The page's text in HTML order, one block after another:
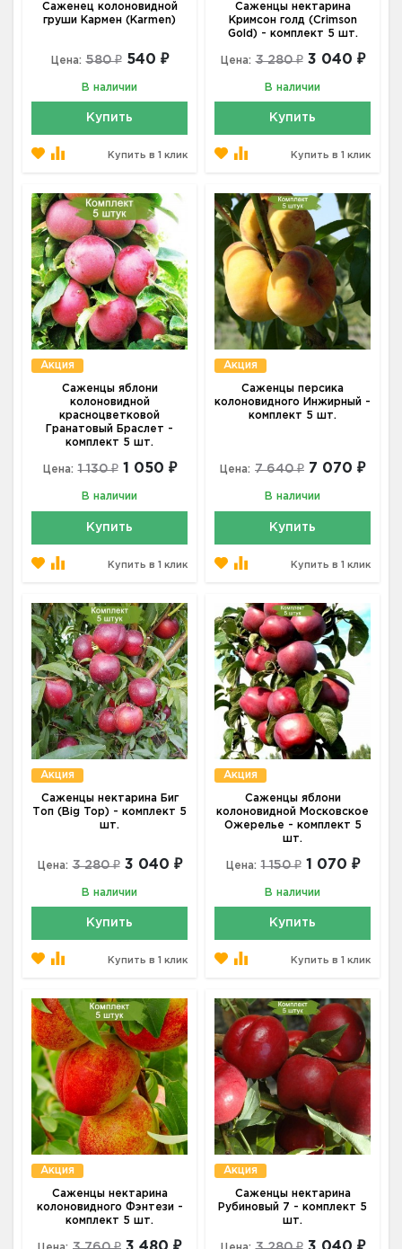
Саженец колоновидной
груши Кармен (Karmen)
Цена: 580 ₽ 540 ₽
В наличии
Купить
Купить в 1 клик
Саженцы нектарина
Кримсон голд (Crimson
Gold) - комплект 5 шт.
Цена: 3 280 ₽ 3 040 ₽
В наличии
Купить
Купить в 1 клик
Акция
Саженцы яблони
колоновидной
красноцветковой
Гранатовый Браслет -
комплект 5 шт.
Цена: 1 130 ₽ 1 050 ₽
В наличии
Купить
Купить в 1 клик
Акция
Саженцы персика
колоновидного Инжирный -
комплект 5 шт.
Цена: 7 640 ₽ 7 070 ₽
В наличии
Купить
Купить в 1 клик
Акция
Саженцы нектарина Биг
Топ (Big Top) - комплект 5
шт.
Цена: 3 280 ₽ 3 040 ₽
В наличии
Купить
Купить в 1 клик
Акция
Саженцы яблони
колоновидной Московское
Ожерелье - комплект 5
шт.
Цена: 1 150 ₽ 1 070 ₽
В наличии
Купить
Купить в 1 клик
Акция
Саженцы нектарина
колоновидного Фэнтези -
комплект 5 шт.
Акция
Саженцы нектарина
Рубиновый 7 - комплект 5
шт.